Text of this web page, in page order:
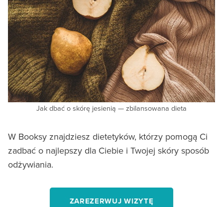
Jak dbać o skórę jesienią — zbilansowana dieta
W Booksy znajdziesz dietetyków, którzy pomogą Ci
zadbać o najlepszy dla Ciebie i Twojej skóry sposób
odżywiania.
ZAREZERWUJ WIZYTĘ